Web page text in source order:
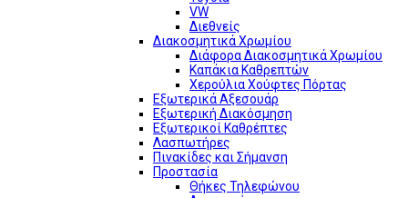
VW
Διεθνείς
Διακοσμητικά Χρωμίου
Διάφορα Διακοσμητικά Χρωμίου
Καπάκια Καθρεπτών
Χερούλια Χούφτες Πόρτας
Εξωτερικά Αξεσουάρ
Εξωτερική Διακόσμηση
Εξωτερικοί Καθρέπτες
Λασπωτήρες
Πινακίδες και Σήμανση
Προστασία
Θήκες Τηλεφώνου